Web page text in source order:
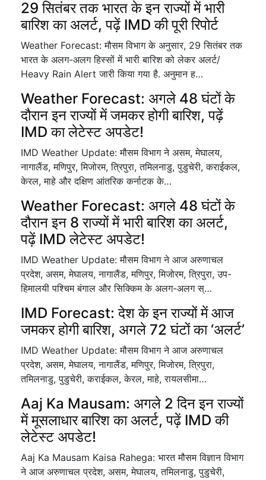
29 सितंबर तक भारत के इन राज्यों में भारी
बारिश का अलर्ट, पढ़ें IMD की पूरी रिपोर्ट
Weather Forecast: मौसम विभाग के अनुसार, 29 सितंबर तक
भारत के अलग-अलग हिस्सों में भारी बारिश को लेकर अलर्ट/
Heavy Rain Alert जारी किया गया है. अनुमान ह…
Weather Forecast: अगले 48 घंटों के
दौरान इन राज्यों में जमकर होगी बारिश, पढ़ें
IMD का लेटेस्ट अपडेट!
IMD Weather Update: मौसम विभाग ने असम, मेघालय,
नागालैंड, मणिपुर, मिजोरम, त्रिपुरा, तमिलनाडु, पुडुचेरी, कराईकल,
केरल, माहे और दक्षिण आंतरिक कर्नाटक के…
Weather Forecast: अगले 48 घंटों के
दौरान इन 8 राज्यों में भारी बारिश का अलर्ट,
पढ़ें IMD लेटेस्ट अपडेट!
IMD Weather Update: मौसम विभाग ने आज अरुणाचल
प्रदेश, असम, मेघालय, नागालैंड, मणिपुर, मिजोरम, त्रिपुरा, उप-
हिमालयी पश्चिम बंगाल और सिक्किम के अलग-अलग स्…
IMD Forecast: देश के इन राज्यों में आज
जमकर होगी बारिश, अगले 72 घंटों का ‘अलर्ट’
IMD Weather Update: मौसम विभाग ने आज अरुणाचल
प्रदेश, असम, मेघालय, नागालैंड, मणिपुर, मिजोरम, त्रिपुरा,
तमिलनाडु, पुडुचेरी, कराईकल, केरल, माहे, रायलसीमा…
Aaj Ka Mausam: अगले 2 दिन इन राज्यों
में मूसलाधार बारिश का अलर्ट, पढ़ें IMD की
लेटेस्ट अपडेट!
Aaj Ka Mausam Kaisa Rahega: भारत मौसम विज्ञान विभाग
ने आज अरुणाचल प्रदेश, असम, मेघालय, तमिलनाडु, पुडुचेरी,